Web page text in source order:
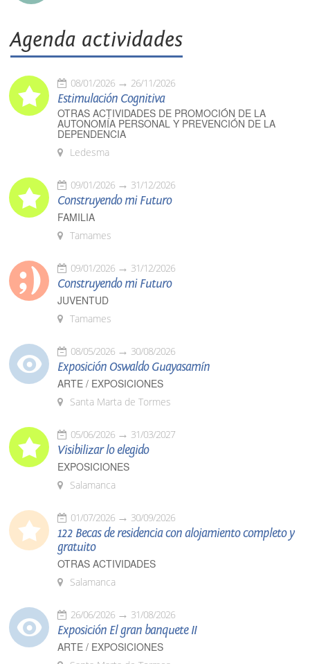
Agenda actividades
08/01/2026 26/11/2026
Estimulación Cognitiva
OTRAS ACTIVIDADES DE PROMOCIÓN DE LA
AUTONOMÍA PERSONAL Y PREVENCIÓN DE LA
DEPENDENCIA
Ledesma
09/01/2026 31/12/2026
Construyendo mi Futuro
FAMILIA
Tamames
09/01/2026 31/12/2026
Construyendo mi Futuro
JUVENTUD
Tamames
08/05/2026 30/08/2026
Exposición Oswaldo Guayasamín
ARTE / EXPOSICIONES
Santa Marta de Tormes
05/06/2026 31/03/2027
Visibilizar lo elegido
EXPOSICIONES
Salamanca
01/07/2026 30/09/2026
122 Becas de residencia con alojamiento completo y
gratuito
OTRAS ACTIVIDADES
Salamanca
26/06/2026 31/08/2026
Exposición El gran banquete II
ARTE / EXPOSICIONES